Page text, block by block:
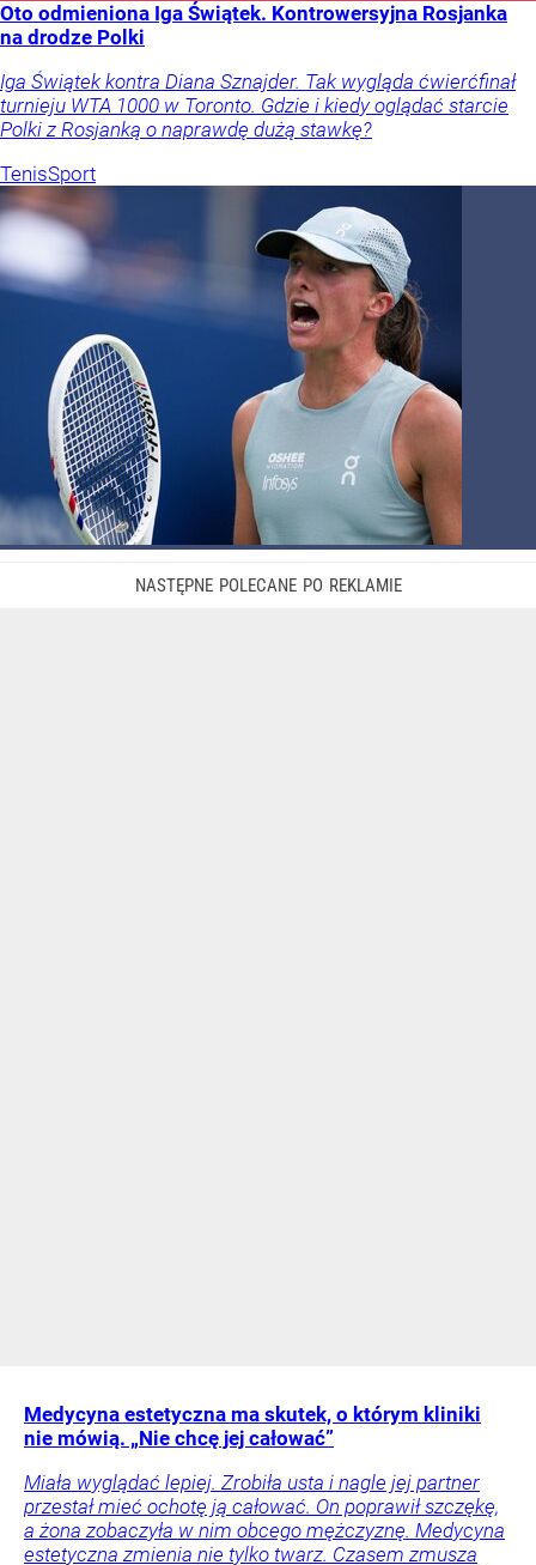
Oto odmieniona Iga Świątek. Kontrowersyjna Rosjanka
na drodze Polki
Iga Świątek kontra Diana Sznajder. Tak wygląda ćwierćfinał
turnieju WTA 1000 w Toronto. Gdzie i kiedy oglądać starcie
Polki z Rosjanką o naprawdę dużą stawkę?
TenisSport
Medycyna estetyczna ma skutek, o którym kliniki
nie mówią. „Nie chcę jej całować”
Miała wyglądać lepiej. Zrobiła usta i nagle jej partner
przestał mieć ochotę ją całować. On poprawił szczękę,
a żona zobaczyła w nim obcego mężczyznę. Medycyna
estetyczna zmienia nie tylko twarz. Czasem zmusza